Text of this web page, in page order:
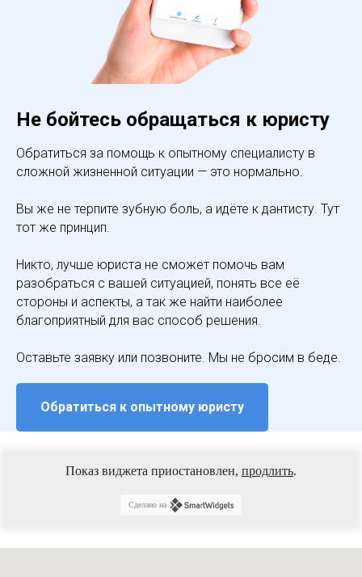
Не бойтесь обращаться к юристу
Обратиться за помощь к опытному специалисту в
сложной жизненной ситуации — это нормально.
Вы же не терпите зубную боль, а идёте к дантисту. Тут
тот же принцип.
Никто, лучше юриста не сможет помочь вам
разобраться с вашей ситуацией, понять все её
стороны и аспекты, а так же найти наиболее
благоприятный для вас способ решения.
Оставьте заявку или позвоните. Мы не бросим в беде.
Обратиться к опытному юристу
Показ виджета приостановлен, продлить.
Сделано на